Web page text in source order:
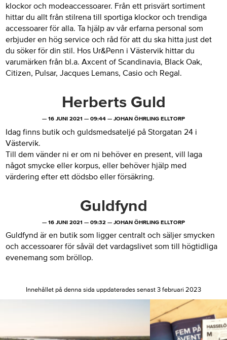
klockor och modeaccessoarer. Från ett prisvärt sortiment
hittar du allt från stilrena till sportiga klockor och trendiga
accessoarer för alla. Ta hjälp av vår erfarna personal som
erbjuder en hög service och råd för att du ska hitta just det
du söker för din stil. Hos Ur&Penn i Västervik hittar du
varumärken från bl.a. Axcent of Scandinavia, Black Oak,
Citizen, Pulsar, Jacques Lemans, Casio och Regal.
Herberts Guld
— 16 JUNI 2021 — 09:44 — JOHAN ÖHRLING ELLTORP
Idag finns butik och guldsmedsateljé på Storgatan 24 i
Västervik.
Till dem vänder ni er om ni behöver en present, vill laga
något smycke eller korpus, eller behöver hjälp med
värdering efter ett dödsbo eller försäkring.
Guldfynd
— 16 JUNI 2021 — 09:32 — JOHAN ÖHRLING ELLTORP
Guldfynd är en butik som ligger centralt och säljer smycken
och accessoarer för såväl det vardagslivet som till högtidliga
evenemang som bröllop.
Innehållet på denna sida uppdaterades senast 3 februari 2023